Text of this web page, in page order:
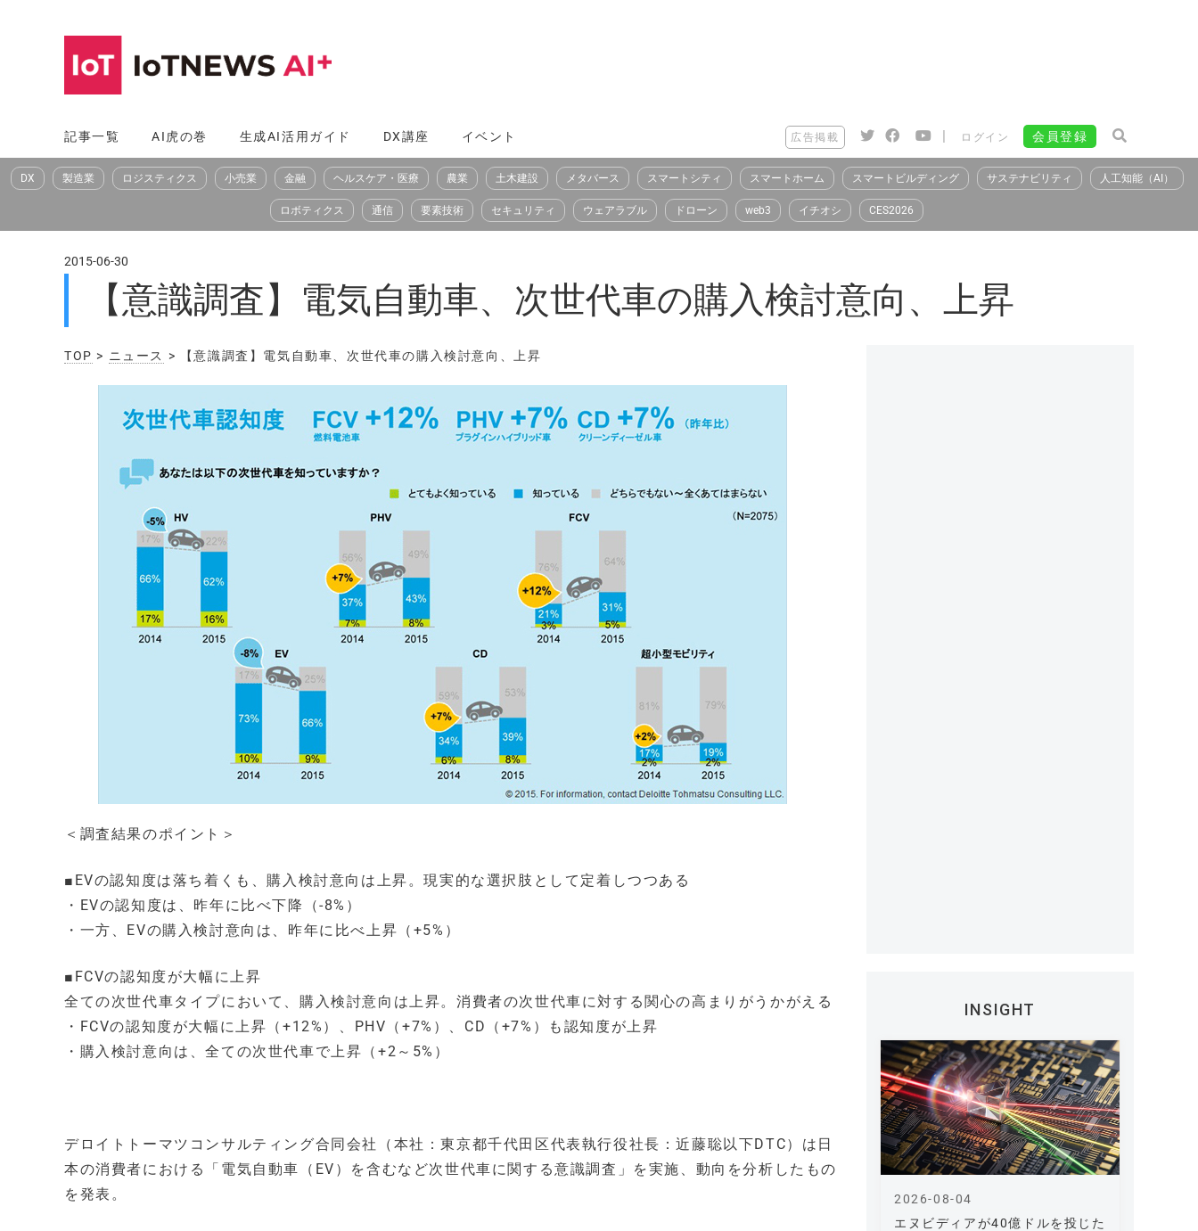
へ
ス
記事一覧 AI虎の巻 生成AI活用ガイド DX講座 イベント 広告掲載 | ログイン 会員登録
DX 製造業 ロジスティクス 小売業 金融 ヘルスケア・医療 農業 土木建設 メタバース スマートシティ スマートホーム スマートビルディング サステナビリティ 人工知能（AI）
ロボティクス 通信 要素技術 セキュリティ ウェアラブル ドローン web3 イチオシ CES2026
2015-06-30
【意識調査】電気自動車、次世代車の購入検討意向、上昇
TOP > ニュース > 【意識調査】電気自動車、次世代車の購入検討意向、上昇
＜調査結果のポイント＞
■EVの認知度は落ち着くも、購入検討意向は上昇。現実的な選択肢として定着しつつある
・EVの認知度は、昨年に比べ下降（-8%）
・一方、EVの購入検討意向は、昨年に比べ上昇（+5%）
■FCVの認知度が大幅に上昇
全ての次世代車タイプにおいて、購入検討意向は上昇。消費者の次世代車に対する関心の高まりがうかがえる
・FCVの認知度が大幅に上昇（+12%）、PHV（+7%）、CD（+7%）も認知度が上昇
・購入検討意向は、全ての次世代車で上昇（+2～5%）
デロイトトーマツコンサルティング合同会社（本社：東京都千代田区代表執行役社長：近藤聡以下DTC）は日
本の消費者における「電気自動車（EV）を含むなど次世代車に関する意識調査」を実施、動向を分析したもの
を発表。
INSIGHT
エヌビディアが40億ドルを投じた
2026-08-04